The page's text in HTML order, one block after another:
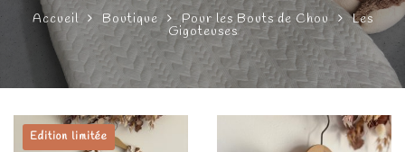
Accueil Boutique Pour les Bouts de Chou Les
Gigoteuses
Edition limitée